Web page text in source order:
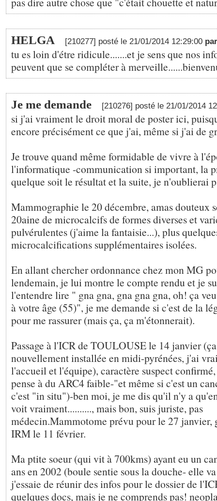
HELGA [210277] posté le 21/01/2014 12:29:00
tu es loin d'étre ridicule.......et je sens que nos
peuvent que se compléter à
Je me demande [210276] posté le 21/01/2014
si j'ai vraiment le droit moral de poster ici,
encore précisément ce que j'ai, même si j'ai de
Je trouve quand même formidable de vivre à
l'informatique -communication si important, la
quelque soit le résultat et la suite, je n'oublierai
Mammographie le 20 décembre, amas douteux
20aine de microcalcifs de formes diverses et
pulvérulentes (j'aime la fantaisie...), plus
microcalcifications supplémentaires isolées.
En allant chercher ordonnance chez mon MG
lendemain, je lui montre le compte rendu et je
l'entendre lire " gna gna, gna gna gna, oh! ça
à votre âge (55)", je me demande si c'est de la
pour me rassurer (mais ça, ça m'étonnerait).
Passage à l'ICR de TOULOUSE le 14 janvier
nouvellement installée en midi-pyrénées, j'ai
l'accueil et l'équipe), caractère suspect
pense à du ARC4 faible-"et même si c'est un
c'est "in situ")-ben moi, je me dis qu'il n'y a
voit vraiment.........., mais bon, suis juriste, pas
médecin.Mammotome prévu pour le 27 janvier,
IRM le 11 février.
Ma ptite soeur (qui vit à 700kms) ayant eu un
ans en 2002 (boule sentie sous la douche- elle
j'essaie de réunir des infos pour le dossier de
quelques docs, mais je ne comprends pas!